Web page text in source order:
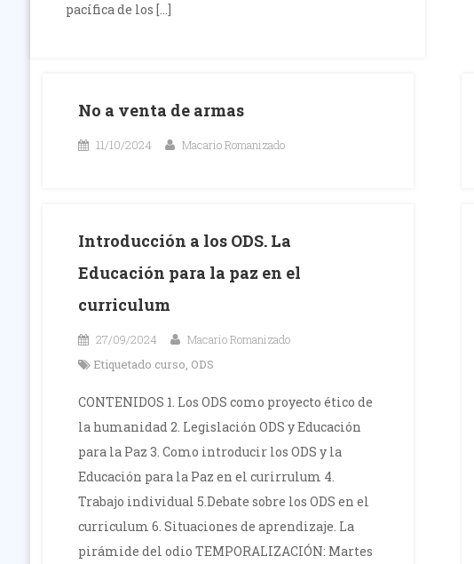
pacífica de los […]
No a venta de armas
11/10/2024 Macario Romanizado
Introducción a los ODS. La
Educación para la paz en el
curriculum
27/09/2024
Macario Romanizado
Etiquetado curso, ODS
CONTENIDOS 1. Los ODS como proyecto ético de
la humanidad 2. Legislación ODS y Educación
para la Paz 3. Como introducir los ODS y la
Educación para la Paz en el curirrulum 4.
Trabajo individual 5.Debate sobre los ODS en el
curriculum 6. Situaciones de aprendizaje. La
pirámide del odio TEMPORALIZACIÓN: Martes